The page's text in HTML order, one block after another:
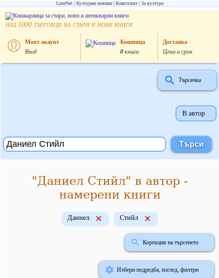
LiterNet Културни новини Книгосвят За култура
над 1000 търговци на стари и нови книги
Моят акаунт
Вход
Кошница
0книги
Доставка
Цена и срок
Търсачка
В автор
"Даниел Стийл" в автор -
намерени книги
Даниел Стийл
Корекция на търсенето
Избери подредба, изглед, филтри